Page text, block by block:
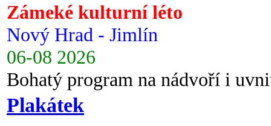
Zámeké kulturní léto
Nový Hrad - Jimlín
06-08 2026
Bohatý program na nádvoří i
Plakátek